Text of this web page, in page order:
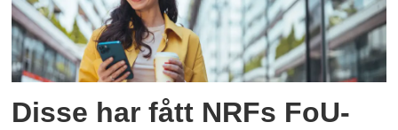
Disse har fått NRFs FoU-